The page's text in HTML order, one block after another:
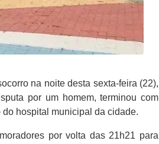
na noite desta sexta-feira (22),
por um homem, terminou com
hospital municipal da cidade.
por volta das 21h21 para